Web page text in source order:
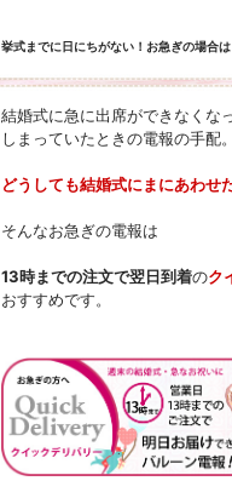
挙式までに日にちがない！お急ぎの場合は
結婚式に急に出席ができなくな
しまっていたときの電報の手配。
どうしても結婚式にまにあわせた
そんなお急ぎの電報は
13時までの注文で翌日到着のク
おすすめです。